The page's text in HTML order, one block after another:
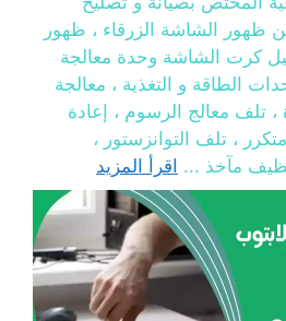
ظهور الشاشة الزرقاء ، ظهور
كرت الشاشة وحدة معالجة
الطاقة و التغذية ، معالجة
، تلف معالج الرسوم ، إعادة
، تلف التوانزستور ،
مآخذ ... اقرأ المزيد